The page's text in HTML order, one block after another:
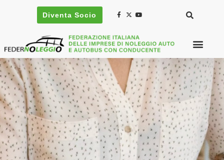
Diventa Socio